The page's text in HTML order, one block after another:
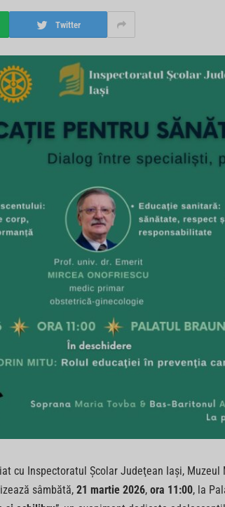
Twitter
cu Inspectoratul Şcolar Judeţean Iaşi, Muzeul
sâmbătă, 21 martie 2026, ora 11:00, la